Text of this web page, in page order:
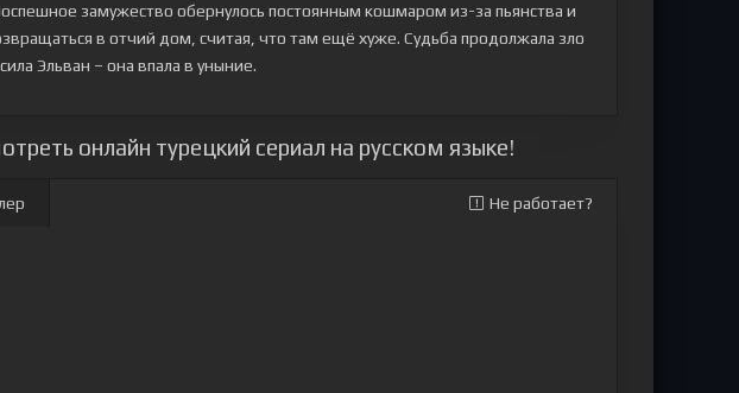
замужество обернулось постоянным кошмаром из-за пьянства и
в отчий дом, считая, что там ещё хуже. Судьба продолжала зло
Эльван – она впала в уныние.
онлайн турецкий сериал на русском языке!
Не работает?